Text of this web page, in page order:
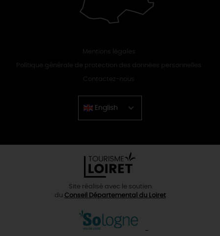
Mentions légales
Politique générale de protection des données personnelles
Contactez-nous
English
Chinese
Site réalisé avec le soutien
du Conseil Départemental du Loiret